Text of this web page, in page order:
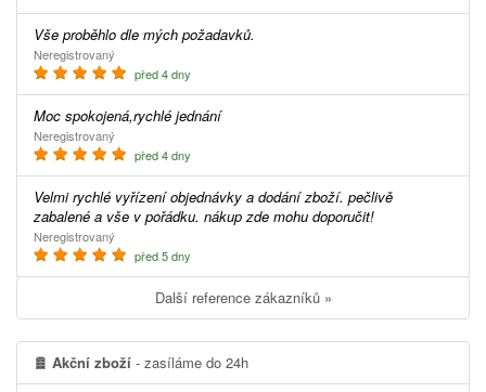
Vše proběhlo dle mých požadavků.
Neregistrovaný
před 4 dny
Moc spokojená,rychlé jednání
Neregistrovaný
před 4 dny
Velmi rychlé vyřízení objednávky a dodání zboží. pečlivě
zabalené a vše v pořádku. nákup zde mohu doporučit!
Neregistrovaný
před 5 dny
Další reference zákazníků »
Akční zboží - zasíláme do 24h